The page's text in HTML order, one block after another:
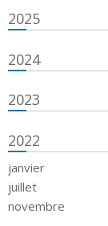
2025
2024
2023
2022
janvier
juillet
novembre